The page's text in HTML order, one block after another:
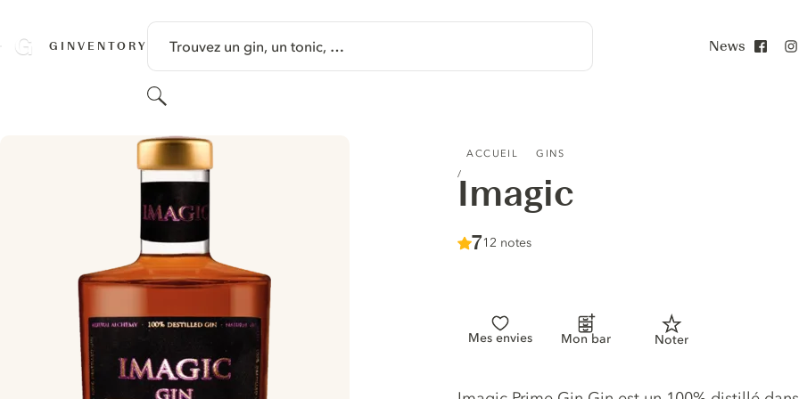
GINVENTORY Trouvez un gin, un tonic, …
Rechercher
News
ACCUEIL GINS
Imagic
Score :
7/ 10
12 notes
Mes envies Mon bar Noter